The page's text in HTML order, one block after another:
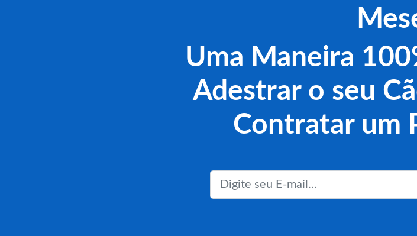
Uma Maneira
Adestrar o seu
Contratar um